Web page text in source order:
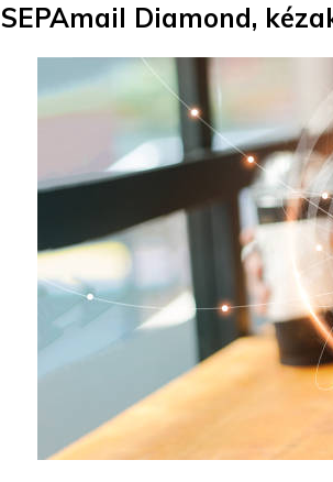
SEPAmail Diamond,